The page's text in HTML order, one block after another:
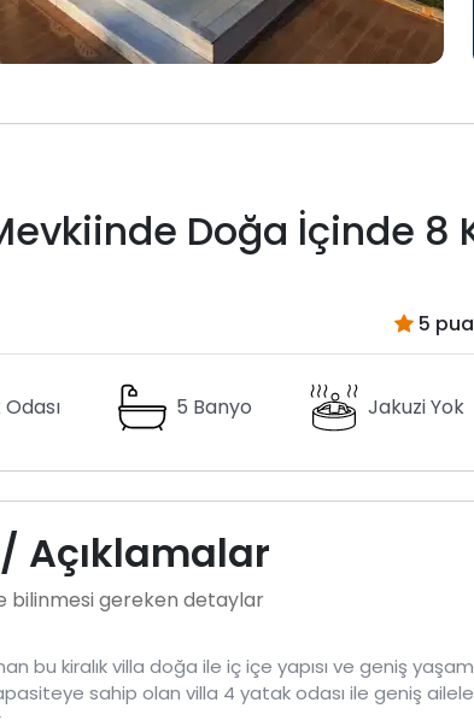
Doğa İçinde 8
5
5 Banyo Jakuzi Yok
Açıklamalar
bilinmesi gereken detaylar
bu kiralık villa doğa ile iç içe yapısı ve geniş
sahip olan villa 4 yatak odası ile geniş